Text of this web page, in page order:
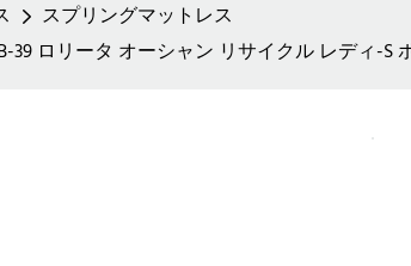
スプリングマットレス
39 ロリータ オーシャン リサイクル レディ-